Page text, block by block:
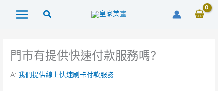
門市有提供快速付款服務嗎?
A:我們提供線上快速刷卡付款服務